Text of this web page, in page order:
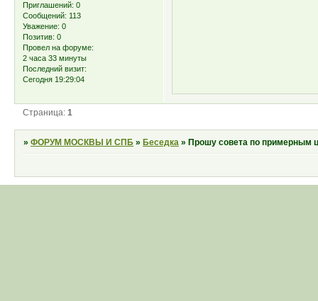
Приглашений: 0
Сообщений: 113
Уважение: 0
Позитив: 0
Провел на форуме:
2 часа 33 минуты
Последний визит:
Сегодня 19:29:04
Страница:1
»ФОРУМ МОСКВЫ И СПБ » Беседка » Прошу совета по примерным